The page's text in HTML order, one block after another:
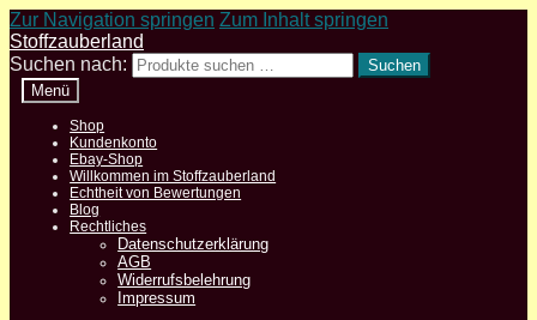
Zur Navigation springen Zum Inhalt springen
Stoffzauberland
Suchen nach:
Suchen
Menü
Shop
Kundenkonto
Ebay-Shop
Willkommen im Stoffzauberland
Echtheit von Bewertungen
Blog
Rechtliches
Datenschutzerklärung
AGB
Widerrufsbelehrung
Impressum